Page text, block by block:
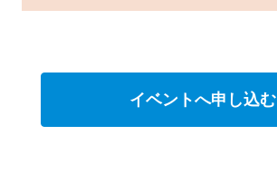
イベントへ申し込む